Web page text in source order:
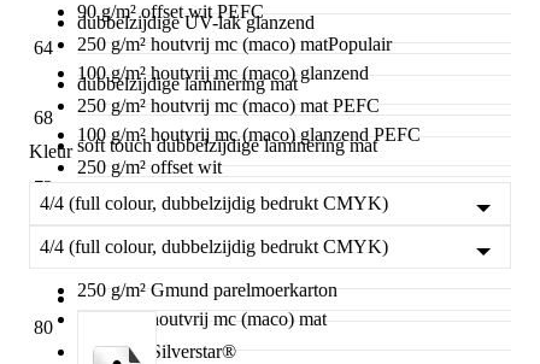
250 g/m² houtvrij mc (maco) matPopulair
250 g/m² houtvrij mc (maco) mat PEFC
250 g/m² offset wit
250 g/m² Gmund parelmoerkarton
250 g/m² Silverstar®
64
68
72
76
80
90 g/m² offset wit PEFC
100 g/m² houtvrij mc (maco) glanzend
100 g/m² houtvrij mc (maco) glanzend PEFC
100 g/m² Gmund Used 0
100 g/m² Gmund Used 0 FSC®
115 g/m² houtvrij mc (maco) mat
dubbelzijdige UV-lak glanzend
dubbelzijdige laminering mat
soft touch dubbelzijdige laminering mat
Kleur
4/4 (full colour, dubbelzijdig bedrukt CMYK)
4/4 (full colour, dubbelzijdig bedrukt CMYK)